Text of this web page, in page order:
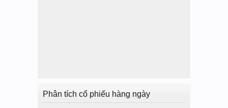
Phân tích cổ phiếu hàng ngày